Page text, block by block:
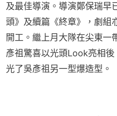
及最佳導演。導演鄭保瑞早
頭》及續篇《終章》，劇組
開工。繼上月大隊在尖東一
彥祖驚喜以光頭Look亮相
光了吳彥祖另一型爆造型。